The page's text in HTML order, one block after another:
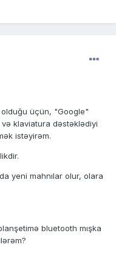
üçün, "Google"
klaviatura dəstəklədiyi
istəyirəm.
yeni mahnılar olur, olara
bluetooth mışka